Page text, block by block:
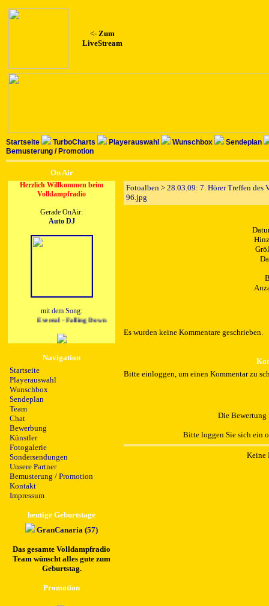
<- Zum
LiveStream
Startseite TurboCharts Playerauswahl Wunschbox
Sendeplan
Bemusterung / Promotion
On Air
Herzlich Willkommen beim
Volldampfradio
Gerade OnAir:
Auto DJ
mit dem Song:
Evereal - Falling Down
Navigation
Startseite
Playerauswahl
Wunschbox
Sendeplan
Team
Chat
Bewerbung
Künstler
Fotogalerie
Sondersendungen
Unsere Partner
Bemusterung / Promotion
Kontakt
Impressum
heutige Geburtstage
GranCanaria (57)
Das gesamte Volldampfradio
Team wünscht alles gute zum
Geburtstag.
Promotion
Fotoalben > 28.03.09: 7. Hörer Treffen des
96.jpg
Es wurden keine Kommentare geschrieben.
Bitte einloggen, um einen Kommentar zu
Die
Bitte loggen Sie sich ein
Keine